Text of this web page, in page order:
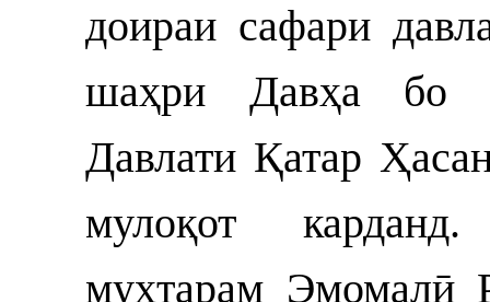
доираи сафари
шаҳри Давҳа бо
Давлати Қатар
мулоқот
муҳтарам Эмомалӣ